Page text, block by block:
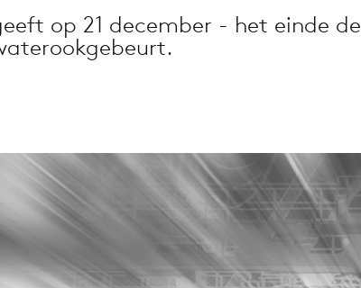
Media
Reputatie & crisis
op 21 december - het einde